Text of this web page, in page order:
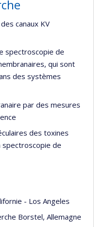
canaux KV
spectroscopie de
qui sont
des systèmes
par des mesures
des toxines
de
- Los Angeles
Borstel, Allemagne